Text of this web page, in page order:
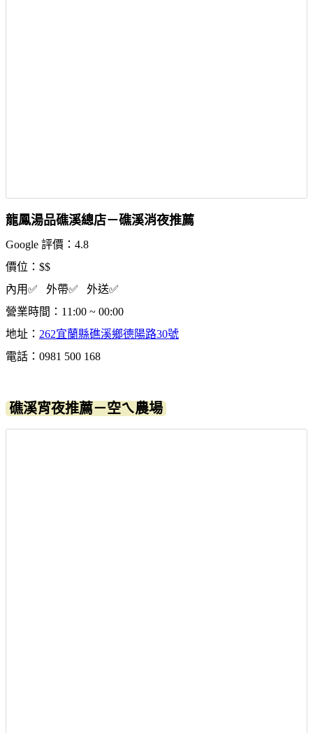
龍鳳湯品礁溪總店－礁溪消夜推薦
Google 評價：4.8
價位：$$
內用✅ 外帶✅ 外送✅
營業時間：11:00 ~ 00:00
地址： 262宜蘭縣礁溪鄉德陽路30號
電話：0981 500 168
礁溪宵夜推薦－空ㄟ農場